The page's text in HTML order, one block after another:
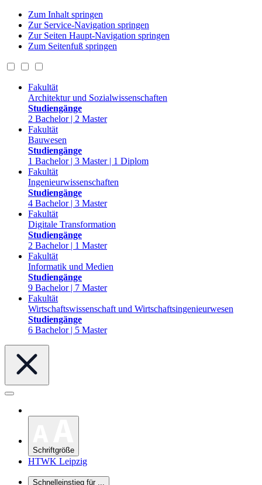
Zum Inhalt springen
Zur Service-Navigation springen
Zur Seiten Haupt-Navigation springen
Zum Seitenfuß springen
Fakultät
Architektur und Sozialwissenschaften
Studiengänge
2 Bachelor | 2 Master
Fakultät
Bauwesen
Studiengänge
1 Bachelor | 3 Master | 1 Diplom
Fakultät
Ingenieurwissenschaften
Studiengänge
4 Bachelor | 3 Master
Fakultät
Digitale Transformation
Studiengänge
2 Bachelor | 1 Master
Fakultät
Informatik und Medien
Studiengänge
9 Bachelor | 7 Master
Fakultät
Wirtschaftswissenschaft und Wirtschaftsingenieurwesen
Studiengänge
6 Bachelor | 5 Master
Schriftgröße
HTWK Leipzig
Schnelleinstieg für ...